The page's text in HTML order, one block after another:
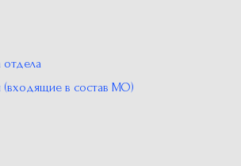
отдела
(входящие в состав МО)